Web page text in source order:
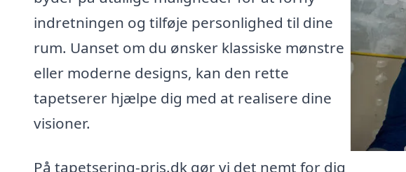
indretningen og tilføje personlighed til dine
rum. Uanset om du ønsker klassiske mønstre
eller moderne designs, kan den rette
tapetserer hjælpe dig med at realisere dine
visioner.
På tapetsering-pris.dk gør vi det nemt for dig